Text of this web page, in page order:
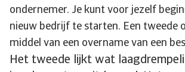
ondernemer. Je kunt voor jezelf
nieuw bedrijf te starten. Een tweede
middel van een overname van een
Het tweede lijkt wat